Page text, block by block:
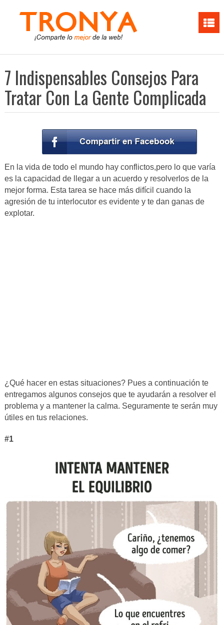
7 Indispensables Consejos Para
Tratar Con La Gente Complicada
En la vida de todo el mundo hay conflictos,pero lo que varía
es la capacidad de llegar a un acuerdo y resolverlos de la
mejor forma. Esta tarea se hace más difícil cuando la
agresión de tu interlocutor es evidente y te dan ganas de
explotar.
¿Qué hacer en estas situaciones? Pues a continuación te
entregamos algunos consejos que te ayudarán a resolver el
problema y a mantener la calma. Seguramente te serán muy
útiles en tus relaciones.
#1